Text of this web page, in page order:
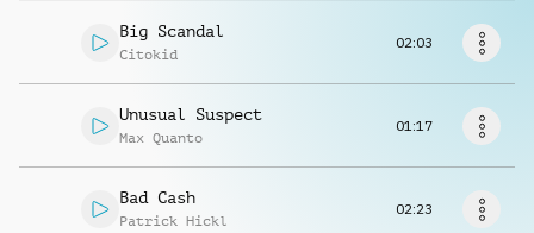
Musikanfrage
Big Scandal
Citokid
02:03
Unusual Suspect
Max Quanto
01:17
Bad Cash
Patrick Hickl
02:23